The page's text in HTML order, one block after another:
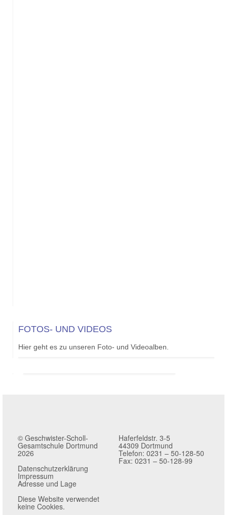
FOTOS- UND VIDEOS
Hier geht es zu unseren Foto- und Videoalben.
© Geschwister-Scholl-
Gesamtschule Dortmund
2026
Datenschutzerklärung
Impressum
Adresse und Lage
Diese Website verwendet
keine Cookies.
Haferfeldstr. 3-5
44309 Dortmund
Telefon: 0231 – 50-128-50
Fax: 0231 – 50-128-99